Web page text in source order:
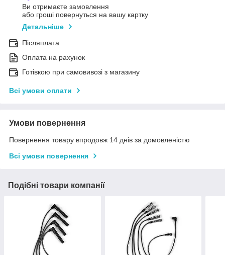
Ви отримаєте замовлення
або гроші повернуться на вашу картку
Детальніше
Післяплата
Оплата на рахунок
Готівкою при самовивозі з магазину
Всі умови оплати
Умови повернення
Повернення товару впродовж 14 днів за домовленістю
Всі умови повернення
Подібні товари компанії